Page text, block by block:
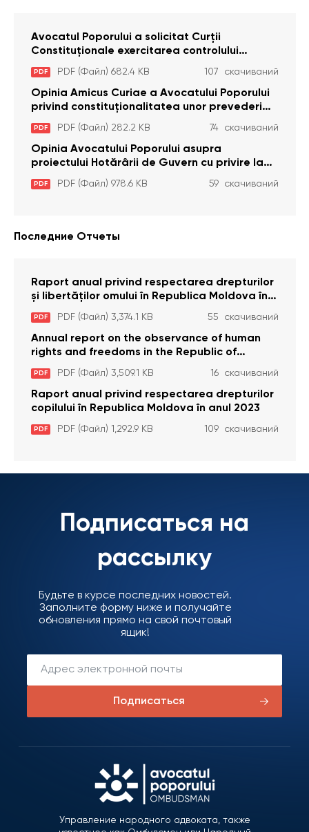
Avocatul Poporului a solicitat Curţii
Constituţionale exercitarea controlului
constituţionalităţii unor prevederi cu privire la
plata alocației sociale de stat persoanelor
cu dizabilitați care sunt private de liberate
PDF PDF (Файл) 682.4 KB 107 скачиваний
Opinia Amicus Curiae a Avocatului Poporului
privind constituționalitatea unor prevederi
care interzic angajarea în organizațiile de
pază particulară a persoanelor condamnate
pentru comiterea cu intenție a unor infracțiuni
a fost luată în considerare de Curtea
Constituțională
PDF PDF (Файл) 282.2 KB 74 скачиваний
Opinia Avocatului Poporului asupra
proiectului Hotărârii de Guvern cu privire la
aprobarea proiectului de lege privind
activitatea sanitară veterinarăa
PDF PDF (Файл) 978.6 KB 59 скачиваний
Последние Отчеты
Raport anual privind respectarea drepturilor
și libertăților omului în Republica Moldova în
anul 2023
PDF PDF (Файл) 3,374.1 KB 55 скачиваний
Annual report on the observance of human
rights and freedoms in the Republic of
Moldova in 2023
PDF PDF (Файл) 3,509.1 KB 16 скачиваний
Raport anual privind respectarea drepturilor
copilului în Republica Moldova în anul 2023
PDF PDF (Файл) 1,292.9 KB 109 скачиваний
Подписаться на
рассылку
Будьте в курсе последних новостей.
Заполните форму ниже и получайте
обновления прямо на свой почтовый
ящик!
Подписаться
Управление народного адвоката, также